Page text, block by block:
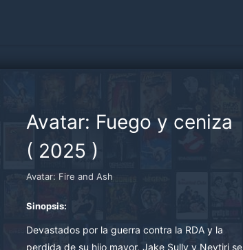
Avatar: Fuego y ceniza
( 2025 )
Avatar: Fire and Ash
Sinopsis:
Devastados por la guerra contra la RDA y la
perdida de su hijo mayor, Jake Sully y Neytiri se